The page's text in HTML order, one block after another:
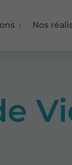
Nos